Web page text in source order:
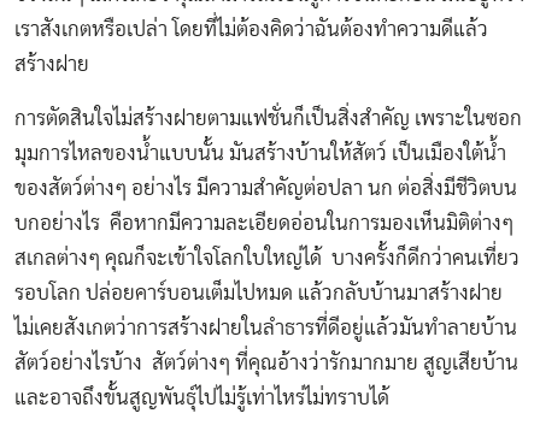
เราสังเกตหรือเปล่า โดยที่ไม่ต้องคิดว่าฉันต้องทำความดีแล้ว
สร้างฝาย
การตัดสินใจไม่สร้างฝายตามแฟชั่นก็เป็นสิ่งสำคัญ เพราะในซอก
มุมการไหลของน้ำแบบนั้น มันสร้างบ้านให้สัตว์ เป็นเมืองใต้น้ำ
ของสัตว์ต่างๆ อย่างไร มีความสำคัญต่อปลา นก ต่อสิ่งมีชีวิตบน
บกอย่างไร คือหากมีความละเอียดอ่อนในการมองเห็นมิติต่างๆ
สเกลต่างๆ คุณก็จะเข้าใจโลกใบใหญ่ได้ บางครั้งก็ดีกว่าคนเที่ยว
รอบโลก ปล่อยคาร์บอนเต็มไปหมด แล้วกลับบ้านมาสร้างฝาย
ไม่เคยสังเกตว่าการสร้างฝายในลำธารที่ดีอยู่แล้วมันทำลายบ้าน
สัตว์อย่างไรบ้าง สัตว์ต่างๆ ที่คุณอ้างว่ารักมากมาย สูญเสียบ้าน
และอาจถึงขั้นสูญพันธุ์ไปไม่รู้เท่าไหร่ไม่ทราบได้